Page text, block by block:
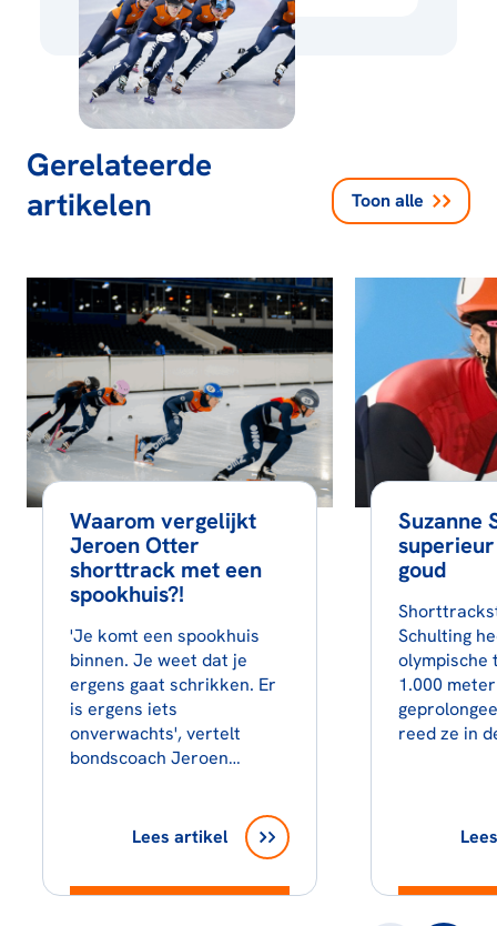
Gerelateerde
artikelen
Toon alle
Waarom vergelijkt
Jeroen Otter
shorttrack met een
spookhuis?!
'Je komt een spookhuis
binnen. Je weet dat je
ergens gaat schrikken. Er
is ergens iets
onverwachts', vertelt
bondscoach Jeroen…
Lees artikel
Suzanne
goud
Schulting
olympische
1.000 meter
reed ze in